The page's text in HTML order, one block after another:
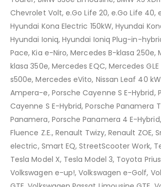
Chevrolet Volt, e.Go Life 20, e.Go Life 40,
Hyundai Kona Electric 150kW, Hyundai
Hyundai Ioniq, Hyundai Ioniq Plug-in-
Pace, Kia e-Niro, Mercedes B-klasa 250e,
klasa 350e, Mercedes EQC, Mercedes
s500e, Mercedes eVito, Nissan Leaf 40
Ampera-e, Porsche Cayenne S E-Hybrid,
Cayenne S E-Hybrid, Porsche Panamera
Panamera, Porsche Panamera 4 E-
Fluence Z.E., Renault Twizy, Renault ZOE,
electric, Smart EQ, StreetScooter Work,
Tesla Model X, Tesla Model 3, Toyota
Volkswagen e-up!, Volkswagen e-Golf,